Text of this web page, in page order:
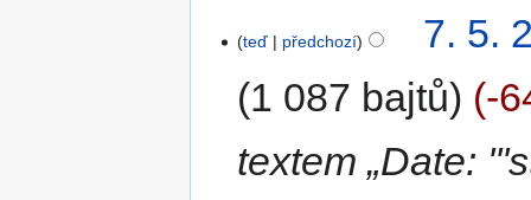
teď předchozí
7. 5.
1 087 bajtů
-
textem „Date: